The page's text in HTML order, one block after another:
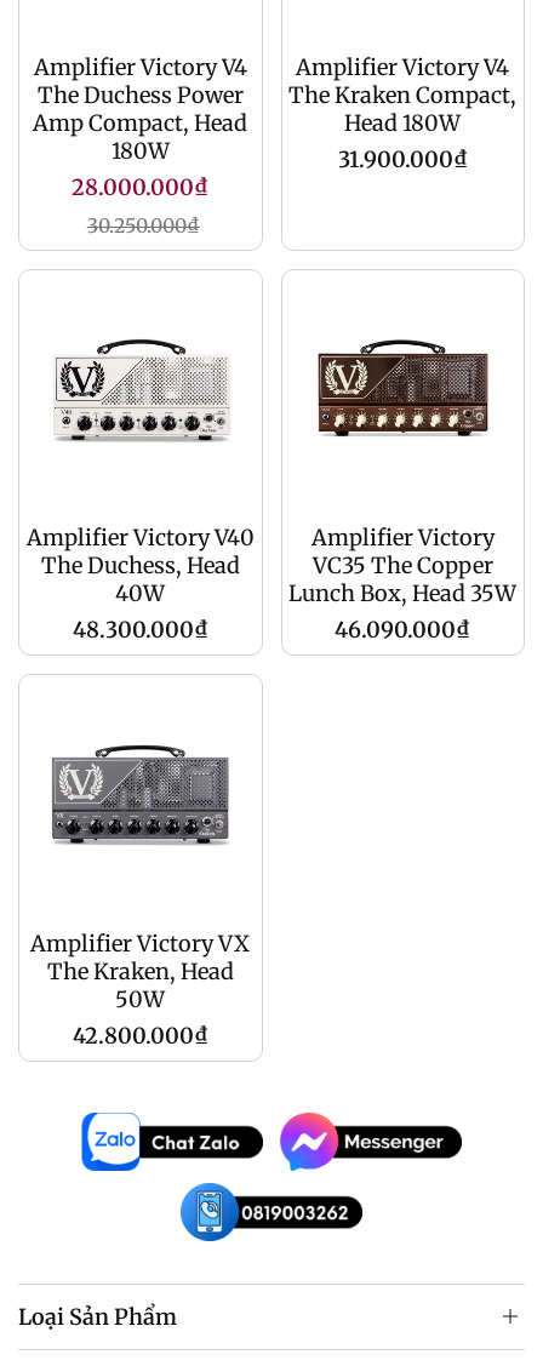
Amplifier Victory V4
The Duchess Power
Amp Compact, Head
180W
Giá
khuyến
mãi
28.000.000₫
Giá
gốc
30.250.000₫
Amplifier Victory V4
The Kraken Compact,
Head 180W
Giá
31.900.000₫
Amplifier Victory V40
The Duchess, Head
40W
Giá
48.300.000₫
Amplifier Victory
VC35 The Copper
Lunch Box, Head 35W
Giá
46.090.000₫
Amplifier Victory VX
The Kraken, Head
50W
Giá
gốc
42.800.000₫
Loại Sản Phẩm